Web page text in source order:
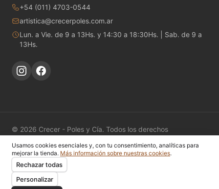
Soportes Refractarios
Vidrios importados
+54 (011) 4703-0544
artistica@crecerpoles.com.ar
Lun. a Vie. de 9 a 13Hs. y 14:30 a 18:30Hs. | Sab. de 9 a
13Hs.
© 2026 Crecer - Poles y Cía. Todos los derechos
CatálogoFichas TécnicasNosotrosContactoMi Cuenta
PrivacidadCookies
Usamos cookies esenciales y, con tu consentimiento, analíticas para
mejorar la tienda. Más información sobre nuestras cookies.
Rechazar todas
Personalizar